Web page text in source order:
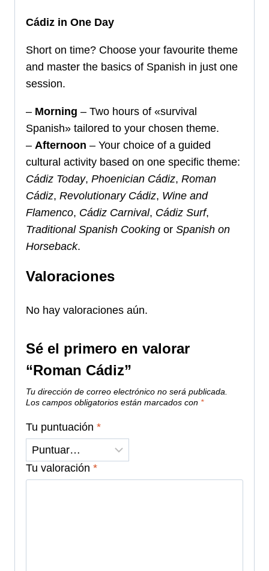
Cádiz in One Day
Short on time? Choose your favourite theme
and master the basics of Spanish in just one
session.
– Morning – Two hours of «survival
Spanish» tailored to your chosen theme.
– Afternoon – Your choice of a guided
cultural activity based on one specific theme:
Cádiz Today, Phoenician Cádiz, Roman
Cádiz, Revolutionary Cádiz, Wine and
Flamenco, Cádiz Carnival, Cádiz Surf,
Traditional Spanish Cooking or Spanish on
Horseback.
Valoraciones
No hay valoraciones aún.
Sé el primero en valorar
“Roman Cádiz”
Tu dirección de correo electrónico no será publicada.
Los campos obligatorios están marcados con *
Tu puntuación *
Tu valoración *